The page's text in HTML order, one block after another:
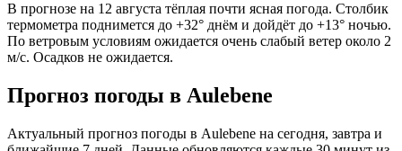
В прогнозе на 12 августа тёплая почти ясная погода. Столбик
термометра поднимется до +32° днём и дойдёт до +13° ночью.
По ветровым условиям ожидается очень слабый ветер около 2
м/с. Осадков не ожидается.
Прогноз погоды в Aulebenе
Актуальный прогноз погоды в Aulebenе на сегодня, завтра и